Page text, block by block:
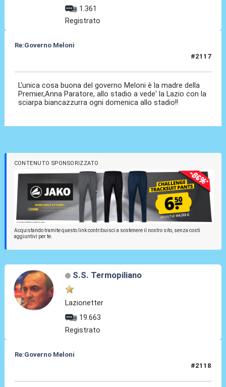
1.361
Registrato
Re:Governo Meloni
#2117
L'unica cosa buona del governo Meloni è la madre della
Premier,Anna Paratore, allo stadio a vede' la Lazio con la
sciarpa biancazzurra ogni domenica allo stadio!!
CONTENUTO SPONSORIZZATO
Acquistando tramite questo link contribuisci a sostenere il nostro sito, senza costi
aggiuntivi per te.
S.S. Termopiliano
Lazionetter
19.663
Registrato
Re:Governo Meloni
#2118